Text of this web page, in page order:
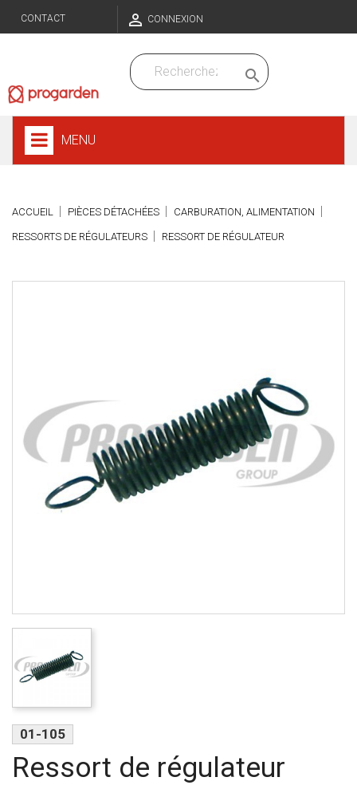
CONTACT  CONNEXION

MENU
ACCUEIL PIÈCES DÉTACHÉES CARBURATION, ALIMENTATION
RESSORTS DE RÉGULATEURS RESSORT DE RÉGULATEUR
01-105
Ressort de régulateur